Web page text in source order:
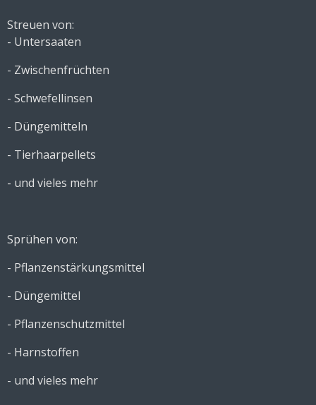
Streuen von:
- Untersaaten
- Zwischenfrüchten
- Schwefellinsen
- Düngemitteln
- Tierhaarpellets
- und vieles mehr
Sprühen von:
- Pflanzenstärkungsmittel
- Düngemittel
- Pflanzenschutzmittel
- Harnstoffen
- und vieles mehr